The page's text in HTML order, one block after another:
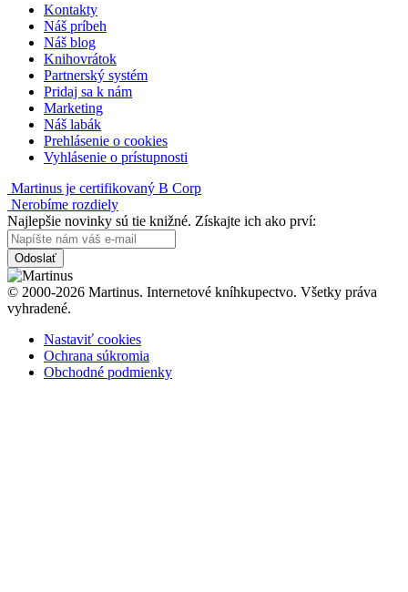
Kontakty
Náš príbeh
Náš blog
Knihovrátok
Partnerský systém
Pridaj sa k nám
Marketing
Náš labák
Prehlásenie o cookies
Vyhlásenie o prístupnosti
Martinus je certifikovaný B Corp
Nerobíme rozdiely
Najlepšie novinky sú tie knižné. Získajte ich ako prví:
Odoslať
© 2000-2026 Martinus. Internetové kníhkupectvo. Všetky práva
vyhradené.
Nastaviť cookies
Ochrana súkromia
Obchodné podmienky